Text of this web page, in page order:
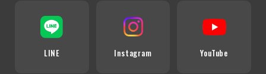
LINE Instagram YouTube